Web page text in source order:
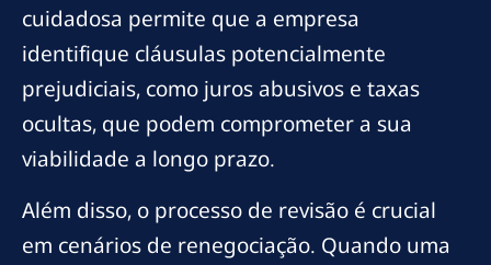
cuidadosa permite que a empresa
identifique cláusulas potencialmente
prejudiciais, como juros abusivos e taxas
ocultas, que podem comprometer a sua
viabilidade a longo prazo.
Além disso, o processo de revisão é crucial
em cenários de renegociação. Quando uma